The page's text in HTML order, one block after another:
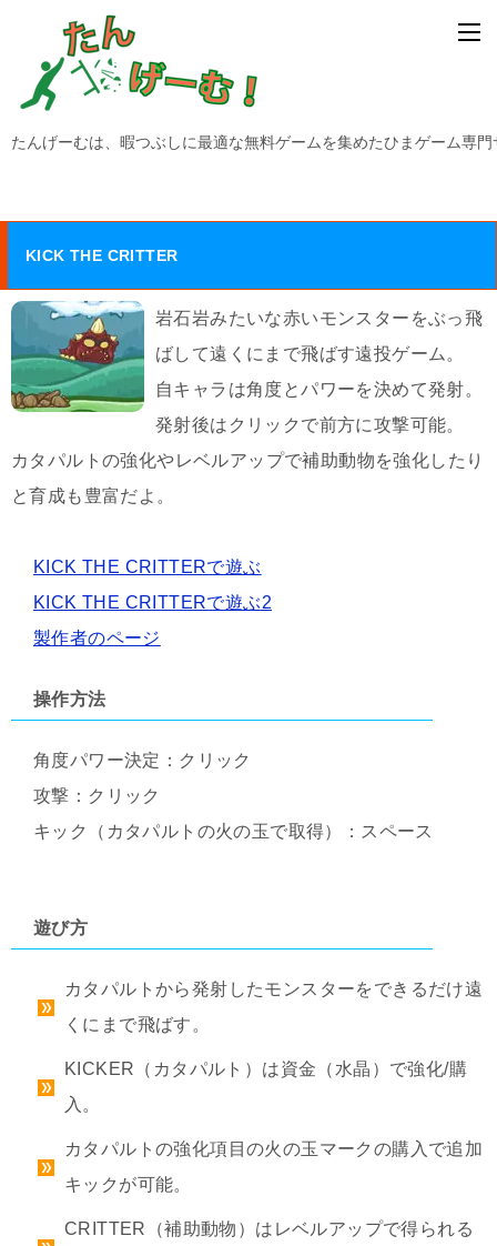
たんげーむは、暇つぶしに最適な無料ゲームを集めたひまゲーム専
KICK THE CRITTER
岩石岩みたいな赤いモンスターをぶっ飛
ばして遠くにまで飛ばす遠投ゲーム。
自キャラは角度とパワーを決めて発射。
発射後はクリックで前方に攻撃可能。
カタパルトの強化やレベルアップで補助動物を強化したり
と育成も豊富だよ。
KICK THE CRITTERで遊ぶ
KICK THE CRITTERで遊ぶ2
製作者のページ
操作方法
角度パワー決定：クリック
攻撃：クリック
キック（カタパルトの火の玉で取得）：スペース
遊び方
カタパルトから発射したモンスターをできるだけ遠
くにまで飛ばす。
KICKER（カタパルト）は資金（水晶）で強化/購
入。
カタパルトの強化項目の火の玉マークの購入で追加
キックが可能。
CRITTER（補助動物）はレベルアップで得られる